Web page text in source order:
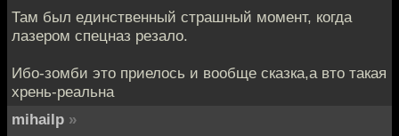
Там был единственный страшный момент, когда
лазером спецназ резало.
Ибо-зомби это приелось и вообще сказка,а вто такая
хрень-реальна
mihailp »